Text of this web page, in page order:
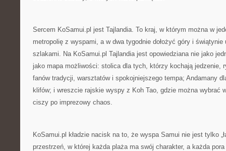
Sercem KoSamui.pl jest Tajlandia. To kraj, w którym można w
metropolię z wyspami, a w dwa tygodnie dołożyć góry i świątynie
szlakami. Na KoSamui.pl Tajlandia jest opowiedziana nie jako
jako mapa możliwości: stolica dla tych, którzy kochają jedzenie,
fanów tradycji, warsztatów i spokojniejszego tempa; Andamany
klifów; i wreszcie rajskie wyspy z Koh Tao, gdzie można wybrać
ciszy po imprezowy chaos.
KoSamui.pl kładzie nacisk na to, że wyspa Samui nie jest tylko
przestrzeń, w której każda plaża ma swój charakter, a każda pora